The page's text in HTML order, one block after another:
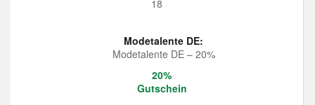
Modetalente DE:
Modetalente DE – 20%
20%
Gutschein